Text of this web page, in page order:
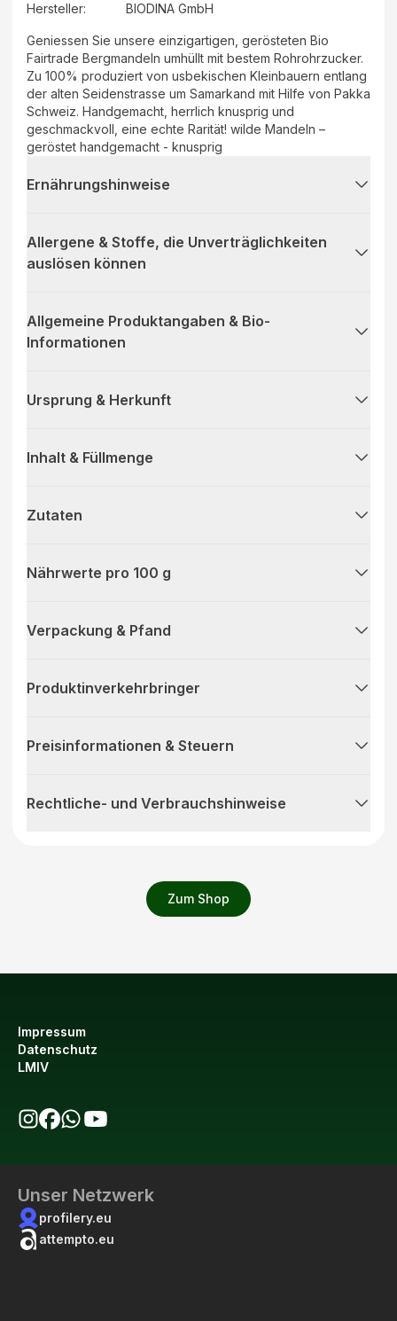
Zum Shop
Hersteller: BIODINA GmbH
Geniessen Sie unsere einzigartigen, gerösteten Bio
Fairtrade Bergmandeln umhüllt mit bestem Rohrohrzucker.
Zu 100% produziert von usbekischen Kleinbauern entlang
der alten Seidenstrasse um Samarkand mit Hilfe von Pakka
Schweiz. Handgemacht, herrlich knusprig und
geschmackvoll, eine echte Rarität! wilde Mandeln –
geröstet handgemacht - knusprig
Ernährungshinweise
Allergene & Stoffe, die Unverträglichkeiten
auslösen können
Allgemeine Produktangaben & Bio-
Informationen
Ursprung & Herkunft
Inhalt & Füllmenge
Zutaten
Nährwerte pro 100 g
Verpackung & Pfand
Produktinverkehrbringer
Preisinformationen & Steuern
Rechtliche- und Verbrauchshinweise
Impressum
Datenschutz
LMIV
Unser Netzwerk
profilery.eu
attempto.eu